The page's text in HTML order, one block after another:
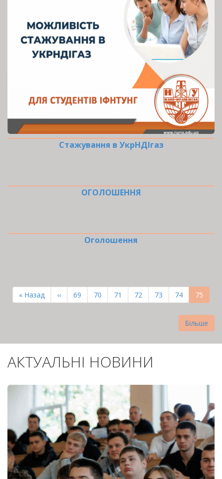
Стажування в УкрНДІгаз
ОГОЛОШЕННЯ
Оголошення
СТОРІНКИ
Перша
сторінка
« Назад
Попередня
сторінка
‹‹ Page
69 Page
70 Page
71 Page
72 Page
73 Page
74 75
Більше
АКТУАЛЬНІ НОВИНИ